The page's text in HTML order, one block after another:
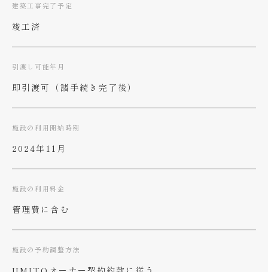
建築工事完了予定
竣工済
引渡し可能年月
即引渡可（諸手続き完了後）
施設の利用開始時期
2024年11月
施設の利用料金
管理費に含む
施設の予約調整方法